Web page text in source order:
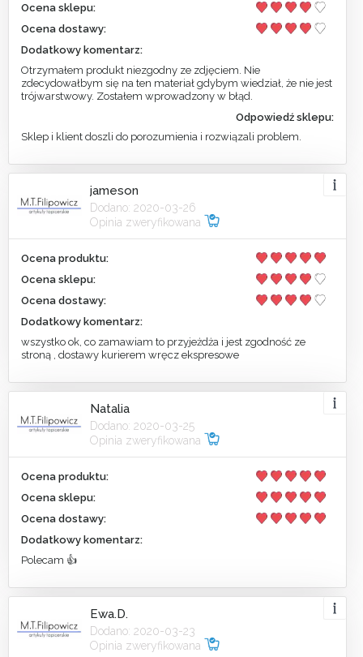
Ocena sklepu:
Ocena dostawy:
Dodatkowy komentarz:
Otrzymałem produkt niezgodny ze zdjęciem. Nie
zdecydowałbym się na ten materiał gdybym wiedział, że nie jest
trójwarstwowy. Zostałem wprowadzony w błąd.
Odpowiedź sklepu:
Sklep i klient doszli do porozumienia i rozwiązali problem.
jameson
Dodano: 2020-03-26
Opinia zweryfikowana
Ocena produktu:
Ocena sklepu:
Ocena dostawy:
Dodatkowy komentarz:
wszystko ok, co zamawiam to przyjeżdża i jest zgodność ze
stroną , dostawy kurierem wręcz ekspresowe
Natalia
Dodano: 2020-03-25
Opinia zweryfikowana
Ocena produktu:
Ocena sklepu:
Ocena dostawy:
Dodatkowy komentarz:
Polecam 👍
Ewa.D.
Dodano: 2020-03-23
Opinia zweryfikowana